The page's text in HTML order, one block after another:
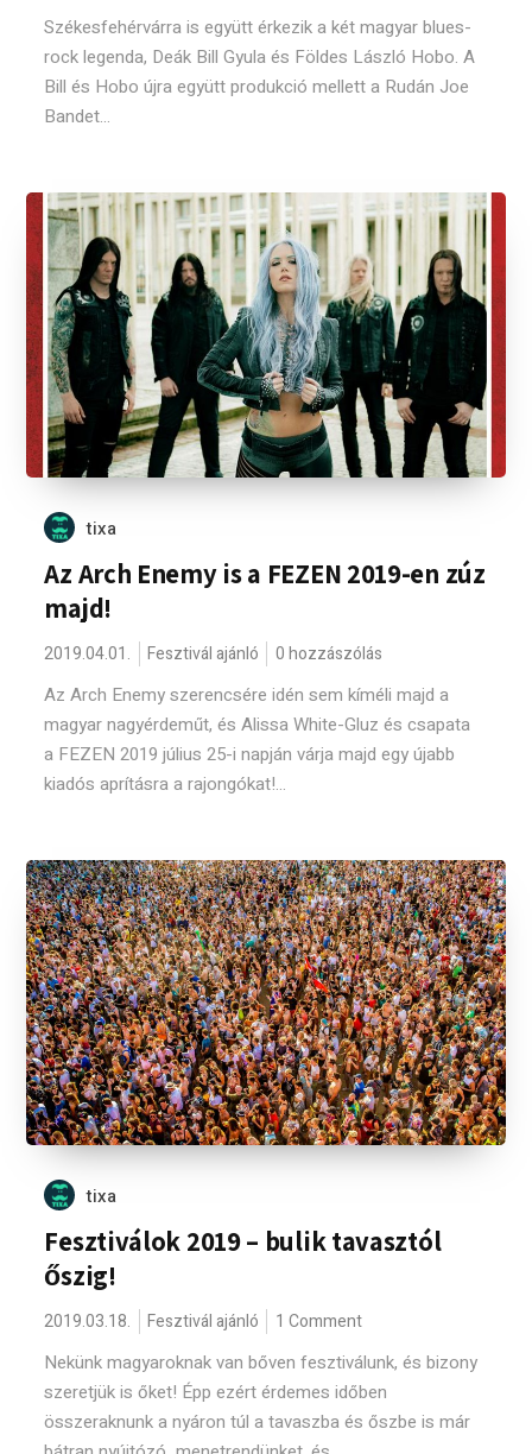
Székesfehérvárra is együtt érkezik a két magyar blues-
rock legenda, Deák Bill Gyula és Földes László Hobo. A
Bill és Hobo újra együtt produkció mellett a Rudán Joe
Bandet...
tixa
Az Arch Enemy is a FEZEN 2019-en zúz
majd!
2019.04.01. Fesztivál ajánló 0 hozzászólás
Az Arch Enemy szerencsére idén sem kíméli majd a
magyar nagyérdeműt, és Alissa White-Gluz és csapata
a FEZEN 2019 július 25-i napján várja majd egy újabb
kiadós aprításra a rajongókat!...
tixa
Fesztiválok 2019 – bulik tavasztól
őszig!
2019.03.18. Fesztivál ajánló 1 Comment
Nekünk magyaroknak van bőven fesztiválunk, és bizony
szeretjük is őket! Épp ezért érdemes időben
összeraknunk a nyáron túl a tavaszba és őszbe is már